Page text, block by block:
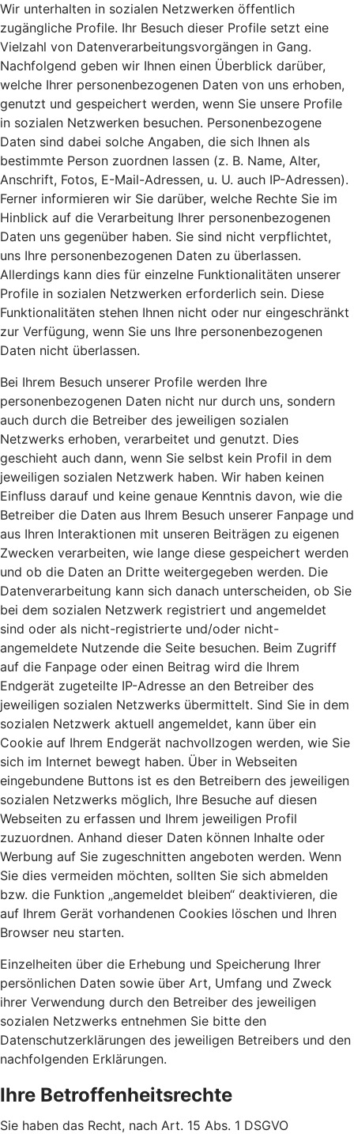
Wir unterhalten in sozialen Netzwerken öffentlich
zugängliche Profile. Ihr Besuch dieser Profile setzt eine
Vielzahl von Datenverarbeitungsvorgängen in Gang.
Nachfolgend geben wir Ihnen einen Überblick darüber,
welche Ihrer personenbezogenen Daten von uns erhoben,
genutzt und gespeichert werden, wenn Sie unsere Profile
in sozialen Netzwerken besuchen. Personenbezogene
Daten sind dabei solche Angaben, die sich Ihnen als
bestimmte Person zuordnen lassen (z. B. Name, Alter,
Anschrift, Fotos, E-Mail-Adressen, u. U. auch IP-Adressen).
Ferner informieren wir Sie darüber, welche Rechte Sie im
Hinblick auf die Verarbeitung Ihrer personenbezogenen
Daten uns gegenüber haben. Sie sind nicht verpflichtet,
uns Ihre personenbezogenen Daten zu überlassen.
Allerdings kann dies für einzelne Funktionalitäten unserer
Profile in sozialen Netzwerken erforderlich sein. Diese
Funktionalitäten stehen Ihnen nicht oder nur eingeschränkt
zur Verfügung, wenn Sie uns Ihre personenbezogenen
Daten nicht überlassen.
Bei Ihrem Besuch unserer Profile werden Ihre
personenbezogenen Daten nicht nur durch uns, sondern
auch durch die Betreiber des jeweiligen sozialen
Netzwerks erhoben, verarbeitet und genutzt. Dies
geschieht auch dann, wenn Sie selbst kein Profil in dem
jeweiligen sozialen Netzwerk haben. Wir haben keinen
Einfluss darauf und keine genaue Kenntnis davon, wie die
Betreiber die Daten aus Ihrem Besuch unserer Fanpage und
aus Ihren Interaktionen mit unseren Beiträgen zu eigenen
Zwecken verarbeiten, wie lange diese gespeichert werden
und ob die Daten an Dritte weitergegeben werden. Die
Datenverarbeitung kann sich danach unterscheiden, ob Sie
bei dem sozialen Netzwerk registriert und angemeldet
sind oder als nicht-registrierte und/oder nicht-
angemeldete Nutzende die Seite besuchen. Beim Zugriff
auf die Fanpage oder einen Beitrag wird die Ihrem
Endgerät zugeteilte IP-Adresse an den Betreiber des
jeweiligen sozialen Netzwerks übermittelt. Sind Sie in dem
sozialen Netzwerk aktuell angemeldet, kann über ein
Cookie auf Ihrem Endgerät nachvollzogen werden, wie Sie
sich im Internet bewegt haben. Über in Webseiten
eingebundene Buttons ist es den Betreibern des jeweiligen
sozialen Netzwerks möglich, Ihre Besuche auf diesen
Webseiten zu erfassen und Ihrem jeweiligen Profil
zuzuordnen. Anhand dieser Daten können Inhalte oder
Werbung auf Sie zugeschnitten angeboten werden. Wenn
Sie dies vermeiden möchten, sollten Sie sich abmelden
bzw. die Funktion „angemeldet bleiben“ deaktivieren, die
auf Ihrem Gerät vorhandenen Cookies löschen und Ihren
Browser neu starten.
Einzelheiten über die Erhebung und Speicherung Ihrer
persönlichen Daten sowie über Art, Umfang und Zweck
ihrer Verwendung durch den Betreiber des jeweiligen
sozialen Netzwerks entnehmen Sie bitte den
Datenschutzerklärungen des jeweiligen Betreibers und den
nachfolgenden Erklärungen.
Ihre Betroffenheitsrechte
Sie haben das Recht, nach Art. 15 Abs. 1 DSGVO